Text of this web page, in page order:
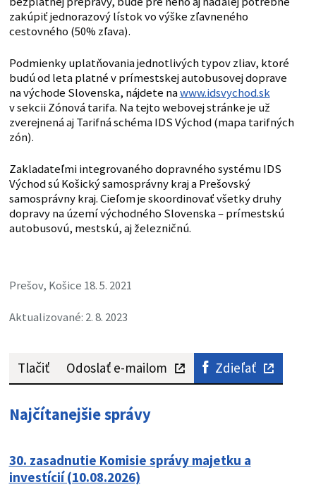
zakúpiť jednorazový lístok vo výške zľavneného
cestovného (50% zľava).
Podmienky uplatňovania jednotlivých typov zliav, ktoré
budú od leta platné v prímestskej autobusovej doprave
na východe Slovenska, nájdete nawww.idsvychod.sk
v sekcii Zónová tarifa. Na tejto webovej stránke je už
zverejnená aj Tarifná schéma IDS Východ (mapa tarifných
zón).
Zakladateľmi integrovaného dopravného systému IDS
Východ sú Košický samosprávny kraj a Prešovský
samosprávny kraj. Cieľom je skoordinovať všetky druhy
dopravy na území východného Slovenska – prímestskú
autobusovú, mestskú, aj železničnú.
Prešov, Košice 18. 5. 2021
Aktualizované: 2. 8. 2023
Tlačiť Odoslať e-mailom Zdieľať
Najčítanejšie správy
30. zasadnutie Komisie správy majetku a
investícií (10.08.2026)